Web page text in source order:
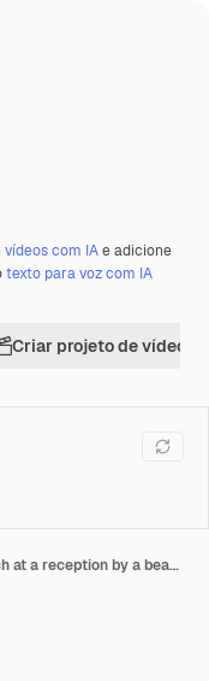
com IAe adicione
texto para voz com IA
Criar projeto de vídeo
A beautiful woman is lying on a couch at a reception by a beautician. The doctor makes beauty injections to the lips. Vertical video